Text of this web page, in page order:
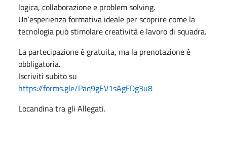
logica, collaborazione e problem solving.
Un’esperienza formativa ideale per scoprire come la
tecnologia può stimolare creatività e lavoro di squadra.
La partecipazione è gratuita, ma la prenotazione è
obbligatoria.
Iscriviti subito su
https://forms.gle/Paq9gEV1sAgFDg3u8
Locandina tra gli Allegati.